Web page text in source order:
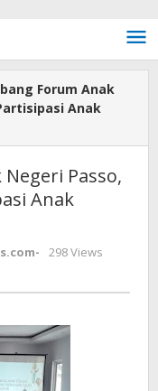
Forum Anak
Anak
Passo,
Anak
-
298 Views